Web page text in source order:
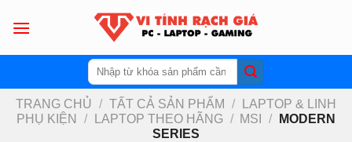
Tìm
kiếm:
TRANG CHỦ / TẤT CẢ SẢN PHẨM /
LAPTOP & LINH
PHỤ KIỆN
/ LAPTOP THEO HÃNG / MSI /
MODERN
SERIES